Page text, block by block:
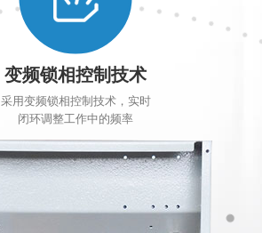
变频锁相控制技术
采用变频锁相控制技术，实时
闭环调整工作中的频率